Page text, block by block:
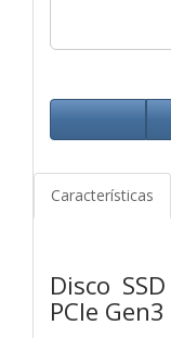
Características
Disco
PCIe